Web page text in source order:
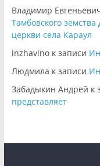
Владимир
Тамбовского
церкви села Караул
inzhavinoк записи
Людмила к записи
Забадыкин Андрей к
представляет